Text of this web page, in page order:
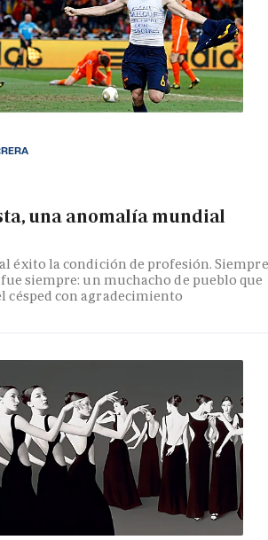
una anomalía mundial
éxito la condición de profesión. Siempre
fue siempre: un muchacho de pueblo que
césped con agradecimiento